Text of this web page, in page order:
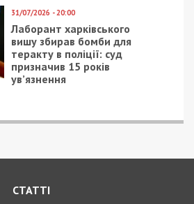
31/07/2026 - 20:00
Лаборант харківського
вишу збирав бомби для
теракту в поліції: суд
призначив 15 років
ув’язнення
СТАТТІ